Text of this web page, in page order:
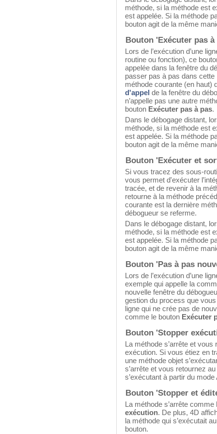
méthode, si la méthode est
est appelée. Si la méthode
bouton agit de la même
Bouton 'Exécuter pas
Lors de l’exécution d’une
routine ou fonction), ce
appelée dans la fenêtre du
passer pas à pas dans
méthode courante (en haut)
d'appel de la fenêtre du
n’appelle pas une autre
bouton Exécuter pas à pas.
Dans le débogage distant,
méthode, si la méthode est
est appelée. Si la méthode
bouton agit de la même
Bouton 'Exécuter et
Si vous tracez des sous-
vous permet d'exécuter
tracée, et de revenir à la
retourne à la méthode
courante est la dernière
débogueur se referme.
Dans le débogage distant,
méthode, si la méthode est
est appelée. Si la méthode
bouton agit de la même
Bouton 'Pas à pas
Lors de l’exécution d’une
exemple qui appelle la
nouvelle fenêtre du
gestion du process que vous
ligne qui ne crée pas de
comme le bouton Exécuter
Bouton 'Stopper
La méthode s’arrête et
exécution. Si vous étiez en
une méthode objet
s’arrête et vous retournez
s’exécutant à partir du
Bouton 'Stopper et
La méthode s’arrête
exécution. De plus, 4D
la méthode qui s’exécutait
bouton.